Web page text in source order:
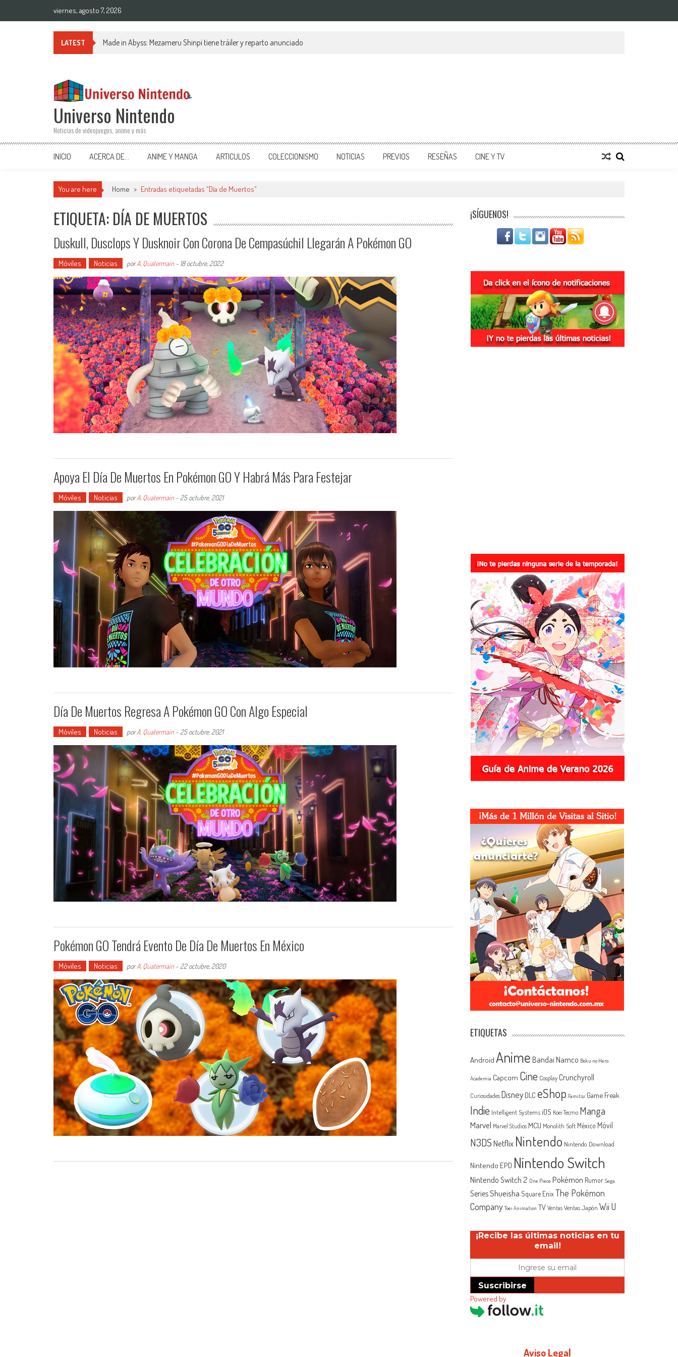
viernes, agosto 7, 2026
LATEST Made in Abyss: Mezameru Shinpi tiene tráiler y reparto anunciado
Universo Nintendo
Noticias de videojuegos, anime y más
INICIO ACERCA DE… ANIME Y MANGA ARTICULOS COLECCIONISMO NOTICIAS PREVIOS RESEÑAS CINE Y TV
You are here Home > Entradas etiquetadas "Día de Muertos"
ETIQUETA: DÍA DE MUERTOS
Duskull, Dusclops Y Dusknoir Con Corona De Cempasúchil Llegarán A Pokémon GO
Móviles Noticias porA. Quatermain - 18 octubre, 2022
Apoya El Día De Muertos En Pokémon GO Y Habrá Más Para Festejar
Móviles Noticias porA. Quatermain - 25 octubre, 2021
Día De Muertos Regresa A Pokémon GO Con Algo Especial
Móviles Noticias porA. Quatermain - 25 octubre, 2021
Pokémon GO Tendrá Evento De Día De Muertos En México
Móviles Noticias porA. Quatermain - 22 octubre, 2020
¡SÍGUENOS!
ETIQUETAS
Android Anime Bandai Namco Boku no Hero
Academia Capcom Cine Cosplay Crunchyroll
Curiosidades Disney DLC eShop Famitsu Game Freak
Indie Intelligent Systems iOS Koei Tecmo Manga
Marvel Marvel Studios MCU Monolith Soft México Móvil
N3DSNetflix Nintendo Nintendo Download
Nintendo EPD Nintendo Switch
Nintendo Switch 2 One Piece Pokémon Rumor Sega
SeriesShueisha Square EnixThe Pokémon
Company Toei Animation TV Ventas Ventas Japón Wii U
¡Recibe las últimas noticias en tu
email!
Suscribirse
Powered by
Aviso Legal